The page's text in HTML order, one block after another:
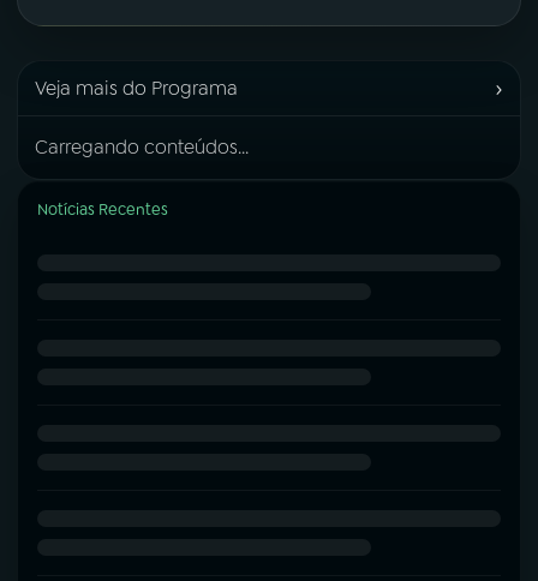
Veja mais do Programa ›
Carregando conteúdos...
Notícias Recentes